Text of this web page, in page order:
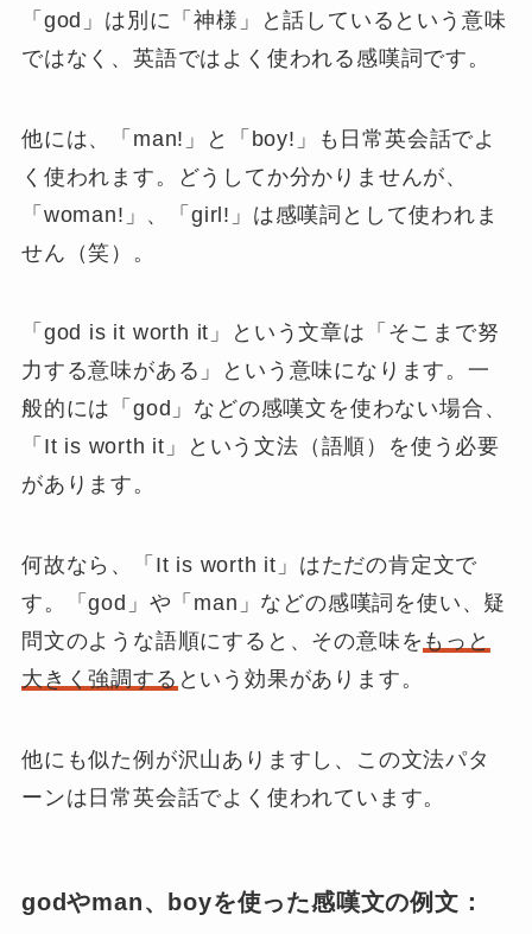
「god」は別に「神様」と話しているという意味
ではなく、英語ではよく使われる感嘆詞です。
他には、「man!」と「boy!」も日常英会話でよ
く使われます。どうしてか分かりませんが、
「woman!」、「girl!」は感嘆詞として使われま
せん（笑）。
「god is it worth it」という文章は「 そこまで努
力する意味がある 」という意味になります。一
般的には「god」などの感嘆文を使わない場合、
「 It is worth it 」という文法（語順）を使う必要
があります。
何故なら、「It is worth it」はただの肯定文で
す。「god」や「man」などの感嘆詞を使い、疑
問文のような語順にすると、その意味を もっと
大きく強調する という効果があります。
他にも似た例が沢山ありますし、この文法パタ
ーンは日常英会話でよく使われています。
godやman、boyを使った感嘆文の例文：